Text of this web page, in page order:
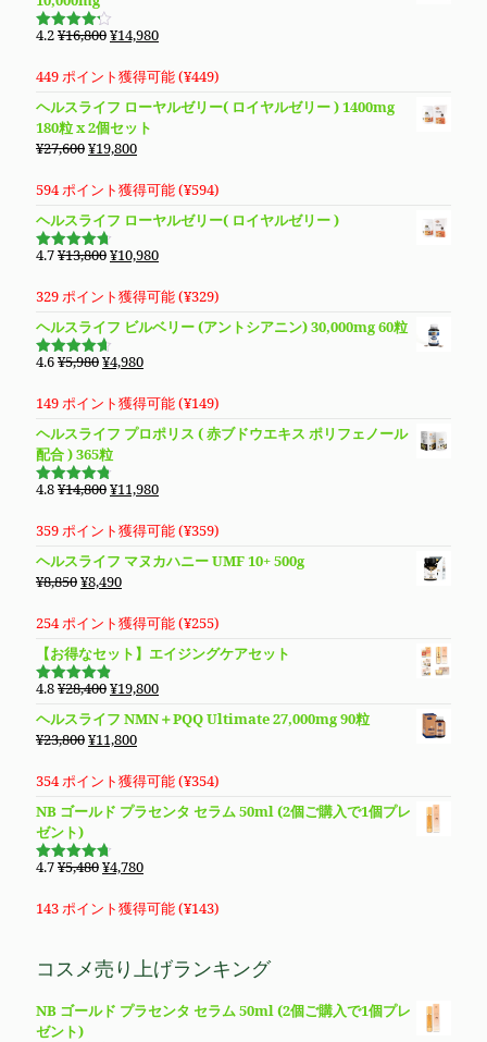
で
た。
¥13,280
す。
5段階で
4.2¥16,800元
価
は
¥16,800
で
た。
¥14,980現
の
格
で
す。
449 ポイント獲得可能 (¥449)
ヘルスライフ ローヤルゼリー( ロイヤルゼリー ) 1400mg
180粒 x 2個セット
¥27,600元
価
は
¥27,600
し
¥19,800現
の
は
で
594 ポイント獲得可能 (¥594)
ヘルスライフ ローヤルゼリー( ロイヤルゼリー )
5段階で
4.7¥13,800元
価
は
¥13,800
し
¥10,980現
の
格
で
329 ポイント獲得可能 (¥329)
ヘルスライフ ビルベリー (アントシアニン) 30,000mg 60粒
5段階で
4.6¥5,980元
価
は
¥5,980
で
た。
¥4,980現
の
格
¥4,980
す。
149 ポイント獲得可能 (¥149)
ヘルスライフ プロポリス ( 赤ブドウエキス ポリフェノール
配合 ) 365粒
5段階で
4.8¥14,800元
価
は
¥14,800
し
た。
¥11,980現
の
格
¥11,980
で
す。
359 ポイント獲得可能 (¥359)
ヘルスライフ マヌカハニー UMF 10+ 500g
¥8,850元
価
格
は
¥8,850
し
た。
¥8,490現
の
格
は
で
す。
254 ポイント獲得可能 (¥255)
【お得なセット】エイジングケアセット
5段階で
価
4.8¥28,400元
価
格
¥28,400
で
た。
¥19,800現
の
格
は
¥19,800
ヘルスライフ NMN＋PQQ Ultimate 27,000mg 90粒
¥23,800元
価
は
¥23,800
で
た。
¥11,800現
の
格
¥11,800
す。
354 ポイント獲得可能 (¥354)
NB ゴールド プラセンタ セラム 50ml (2個ご購入で1個プレ
ゼント)
5段階で
4.7¥5,480元
価
¥5,480
し
¥4,780現
の
は
で
143 ポイント獲得可能 (¥143)
コスメ売り上げランキング
NB ゴールド プラセンタ セラム 50ml (2個ご購入で1個プレ
ゼント)